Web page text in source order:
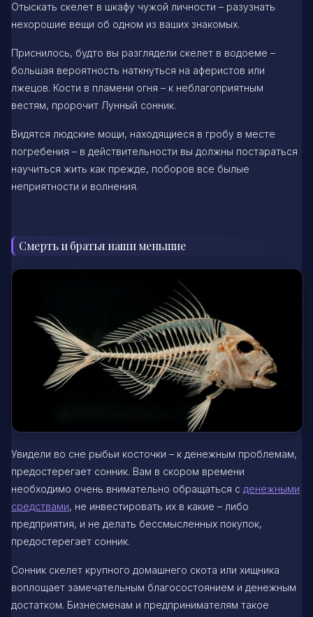
Отыскать скелет в шкафу чужой личности – разузнать
нехорошие вещи об одном из ваших знакомых.
Приснилось, будто вы разглядели скелет в водоеме –
большая вероятность наткнуться на аферистов или
лжецов. Кости в пламени огня – к неблагоприятным
вестям, пророчит Лунный сонник.
Видятся людские мощи, находящиеся в гробу в месте
погребения – в действительности вы должны постараться
научиться жить как прежде, поборов все былые
неприятности и волнения.
Смерть и братья наши меньшие
Увидели во сне рыбьи косточки – к денежным проблемам,
предостерегает сонник. Вам в скором времени
необходимо очень внимательно обращаться с денежными
средствами, не инвестировать их в какие – либо
предприятия, и не делать бессмысленных покупок,
предостерегает сонник.
Сонник скелет крупного домашнего скота или хищника
воплощает замечательным благосостоянием и денежным
достатком. Бизнесменам и предпринимателям такое